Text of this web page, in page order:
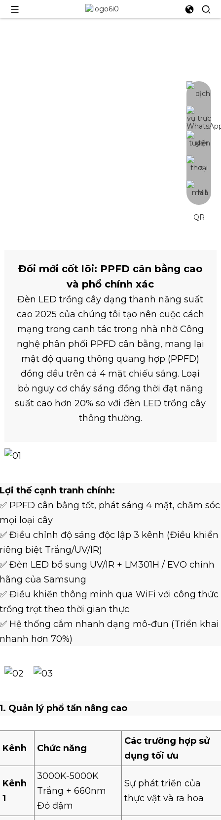
Thanh đèn LED trồng cây cắm nhanh
Nguồn cung cấp trực tiếp từ nhà máy / PPFD
cân bằng tốt | Điều khiển quang phổ 3 kênh |
Đèn LED Samsung LM301H EVO chính hãng
Đổi mới cốt lõi: PPFD cân bằng cao
và phổ chính xác
Đèn LED trồng cây dạng thanh năng suất
cao 2025 của chúng tôi tạo nên cuộc cách
mạng trong canh tác trong nhà nhờ Công
nghệ phân phối PPFD cân bằng, mang lại
mật độ quang thông quang hợp (PPFD)
đồng đều trên cả 4 mặt chiếu sáng. Loại
bỏ nguy cơ cháy sáng đồng thời đạt năng
suất cao hơn 20% so với đèn LED trồng cây
thông thường.
thế cạnh tranh chính:
PPFD cân bằng tốt, phát sáng 4 mặt, chăm sóc
loại cây
Điều chỉnh độ sáng độc lập 3 kênh (Điều khiển
biệt Trắng/UV/IR)
Đèn LED bổ sung UV/IR + LM301H / EVO chính
của Samsung
Điều khiển thông minh qua WiFi với công thức
trọt theo thời gian thực
Hệ thống cắm nhanh dạng mô-đun (Triển khai
hơn 70%)
Quản lý phổ tần nâng cao
Kênh Chức năng
Các trường hợp sử
dụng tối ưu
Kênh
1
3000K-5000K
Trắng + 660nm
Đỏ đậm
Sự phát triển của
thực vật và ra hoa